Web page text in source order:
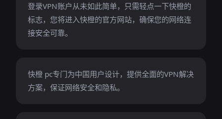
登录VPN账户从未如此简单，只需轻点一下快橙的
标志，您将进入快橙的官方网站，确保您的网络连
接安全可靠。
快橙 pc专门为中国用户设计，提供全面的VPN解决
方案，保证网络安全和隐私。